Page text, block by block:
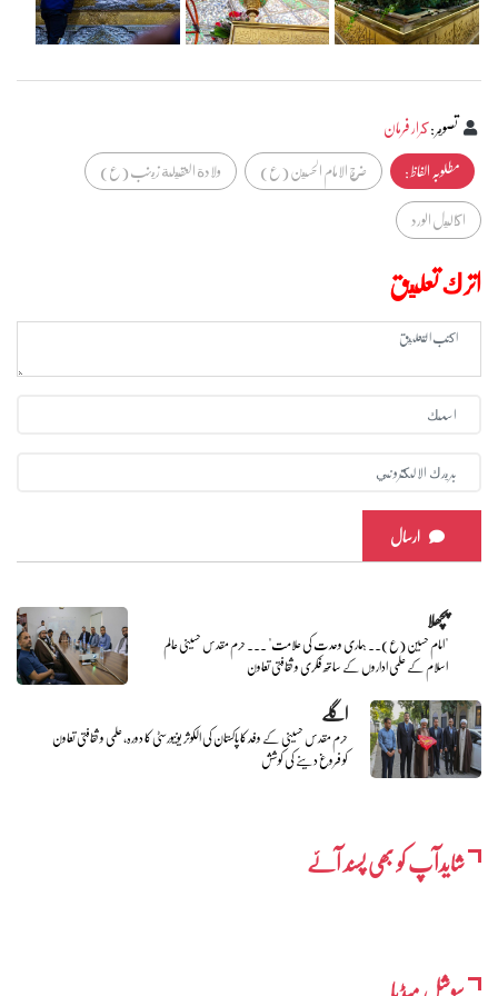
تصوير:كرار فرمان
مطلوبہ الفاظ :
ضريح الامام الحسين (ع)
ولادة العقيلة زينب (ع)
اكاليل الورد
اترك تعليق
ارسال
پچھلا
"امام حسین (ع).. ہماری وحدت کی علامت" ... حرم مقدس حسینی عالم
اسلام کے علمی اداروں کے ساتھ فکری و ثقافتی تعاون
اگلے
حرم مقدس حسینی کے وفد کا پاکستان کی الکوثر یونیورسٹی کا دورہ، علمی و ثقافتی تعاون
کو فروغ دینے کی کوشش
شایدآپ کو بھی پسند آئے